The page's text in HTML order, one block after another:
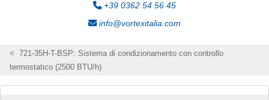
+39 0362 54 56 45
info@vortexitalia.com
721-35H-T-BSP: Sistema di condizionamento con controllo
termostatico (2500 BTU/h)